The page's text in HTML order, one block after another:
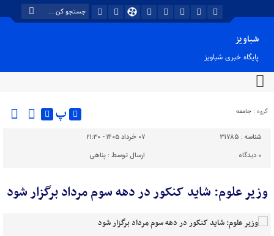
شباویز
پایگاه خبری شباویز
گروه : جامعه پ
شناسه : 31785
۰۷ خرداد ۱۴۰۵ - ۲۱:۳۰
۰ دیدگاه ارسال توسط :پناهی
وزیر علوم: شاید کنکور در دهه سوم مرداد برگزار شود